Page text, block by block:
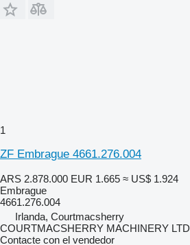
1
ZF Embrague 4661.276.004
ARS 2.878.000 EUR 1.665 ≈ US$ 1.924
Embrague
4661.276.004
Irlanda, Courtmacsherry
COURTMACSHERRY MACHINERY LTD
Contacte con el vendedor